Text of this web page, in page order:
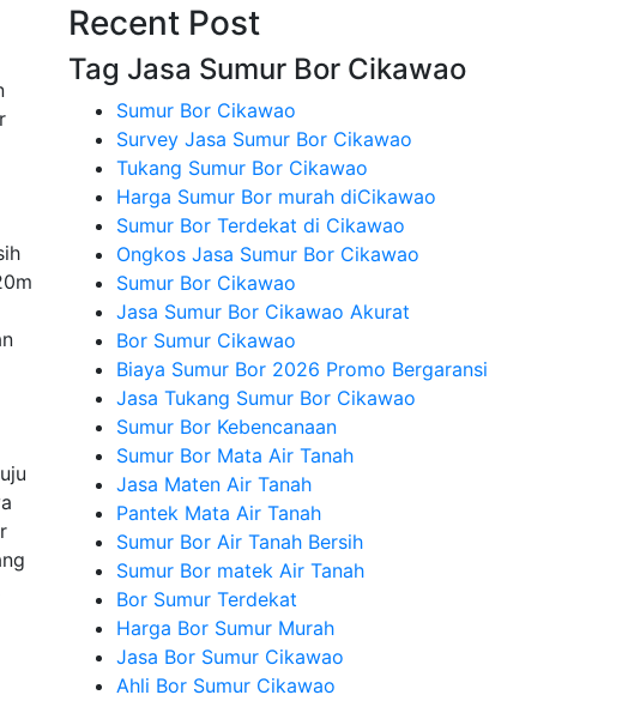
Recent Post
Tag Jasa Sumur Bor Cikawao
Sumur Bor Cikawao
Survey Jasa Sumur Bor Cikawao
Tukang Sumur Bor Cikawao
Harga Sumur Bor murah diCikawao
Sumur Bor Terdekat di Cikawao
Ongkos Jasa Sumur Bor Cikawao
Sumur Bor Cikawao
Jasa Sumur Bor Cikawao Akurat
Bor Sumur Cikawao
Biaya Sumur Bor 2026 Promo Bergaransi
Jasa Tukang Sumur Bor Cikawao
Sumur Bor Kebencanaan
Sumur Bor Mata Air Tanah
Jasa Maten Air Tanah
Pantek Mata Air Tanah
Sumur Bor Air Tanah Bersih
Sumur Bor matek Air Tanah
Bor Sumur Terdekat
Harga Bor Sumur Murah
Jasa Bor Sumur Cikawao
Ahli Bor Sumur Cikawao